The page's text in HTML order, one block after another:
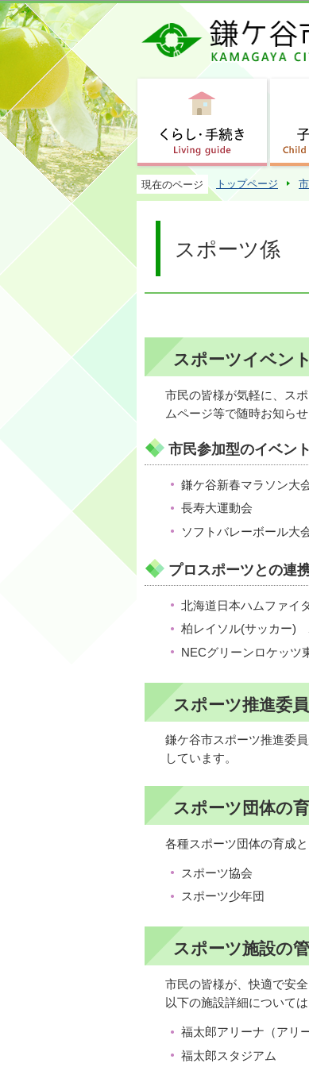
現在のページ トップページ
スポーツ係
スポーツイベン
市民の皆様が気軽に、ス
ムページ等で随時お知らせ
市民参加型のイベント
鎌ケ谷新春マラソン大
長寿大運動会
ソフトバレーボール
プロスポーツとの連
北海道日本ハムファイ
柏レイソル(サッカー)
NECグリーンロケッ
スポーツ推進委
鎌ケ谷市スポーツ推進委
しています。
スポーツ団体の
各種スポーツ団体の育成
スポーツ協会
スポーツ少年団
スポーツ施設の
市民の皆様が、快適で安
以下の施設詳細について
福太郎アリーナ（アリ
福太郎スタジアム